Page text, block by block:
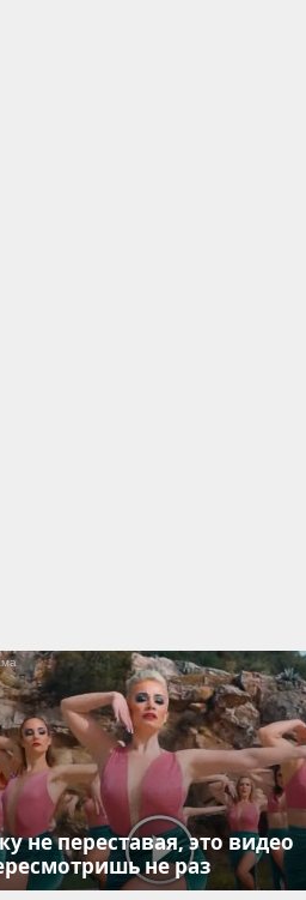
не переставая, это видео
не раз